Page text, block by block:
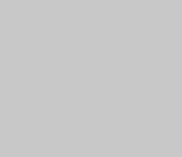
Sie sind diejenigen, die
Benutzern der Website
Informationen über die
zu identifizieren, oder
Benutzers des Shops durch
Sie sammeln Informationen